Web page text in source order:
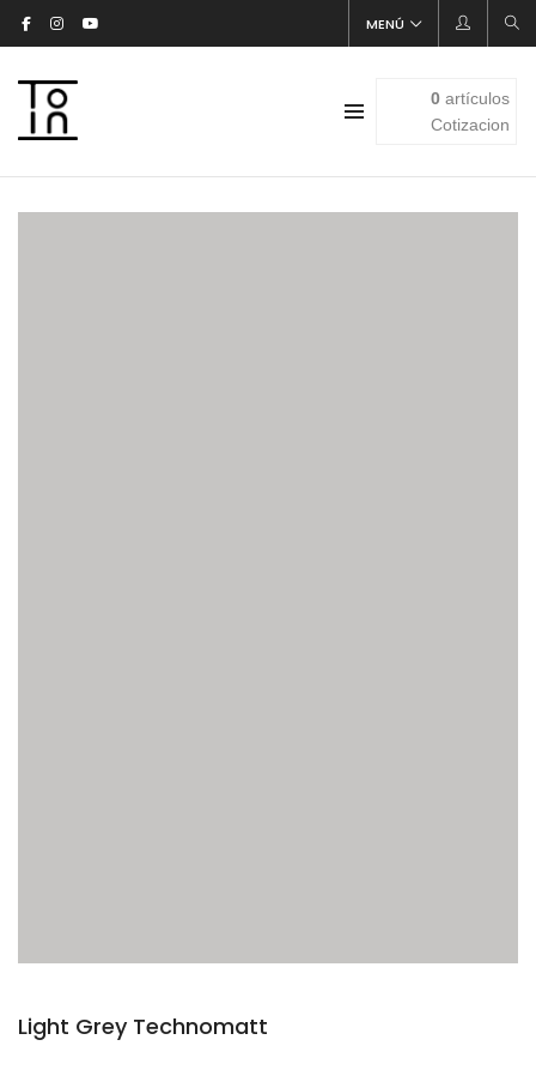
MENÚ
0artículos
Cotizacion
Light Grey Technomatt